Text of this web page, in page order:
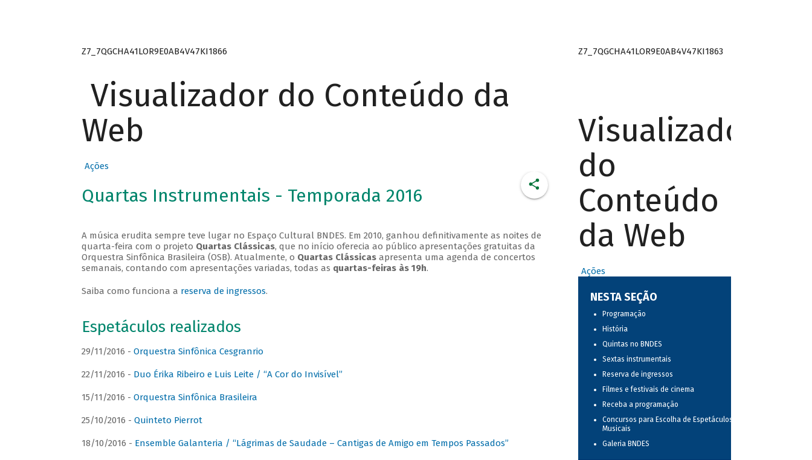
Z7_7QGCHA41LOR9E0AB4V47KI1866
Visualizador do Conteúdo da
Web
Ações
Quartas Instrumentais - Temporada 2016
A música erudita sempre teve lugar no Espaço Cultural BNDES. Em 2010, ganhou definitivamente as noites de
quarta-feira com o projeto Quartas Clássicas, que no início oferecia ao público apresentações gratuitas da
Orquestra Sinfônica Brasileira (OSB). Atualmente, o Quartas Clássicasapresenta uma agenda de concertos
semanais, contando com apresentações variadas, todas as quartas-feiras às 19h.
Saiba como funciona a reserva de ingressos.
Espetáculos realizados
29/11/2016 - Orquestra Sinfônica Cesgranrio
22/11/2016 - Duo Érika Ribeiro e Luis Leite / “A Cor do Invisível”
15/11/2016 - Orquestra Sinfônica Brasileira
25/10/2016 - Quinteto Pierrot
18/10/2016 - Ensemble Galanteria / “Lágrimas de Saudade – Cantigas de Amigo em Tempos Passados”
Z7_7QGCHA41LOR9E0AB4V47KI1863
Visualizador
do
Conteúdo
da Web
Ações
NESTA SEÇÃO
Programação
História
Quintas no BNDES
Sextas instrumentais
Reserva de ingressos
Filmes e festivais de cinema
Receba a programação
Concursos para Escolha de Espetáculos
Musicais
Galeria BNDES